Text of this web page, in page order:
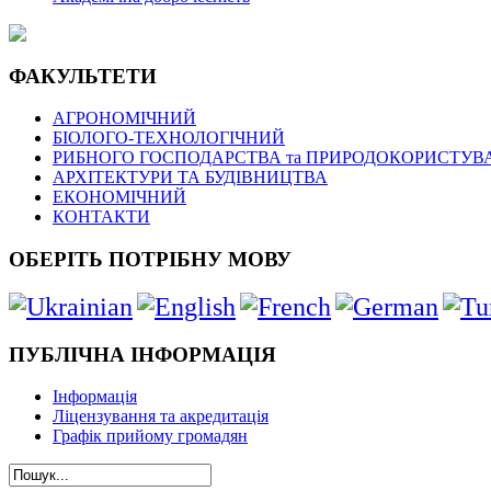
ФАКУЛЬТЕТИ
АГРОНОМІЧНИЙ
БІОЛОГО-ТЕХНОЛОГІЧНИЙ
РИБНОГО ГОСПОДАРСТВА та
АРХІТЕКТУРИ ТА БУДІВНИЦТВА
ЕКОНОМІЧНИЙ
КОНТАКТИ
ОБЕРІТЬ ПОТРІБНУ МОВУ
ПУБЛІЧНА ІНФОРМАЦІЯ
Інформація
Ліцензування та акредитація
Графік прийому громадян